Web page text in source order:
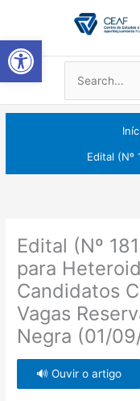
o
conteúdo
Pesquisar
por:
Edital (Nº
Edital (Nº
para
Candidatos
Vagas
Negra (01/
🔊 Ouvir o artigo
Abrir a